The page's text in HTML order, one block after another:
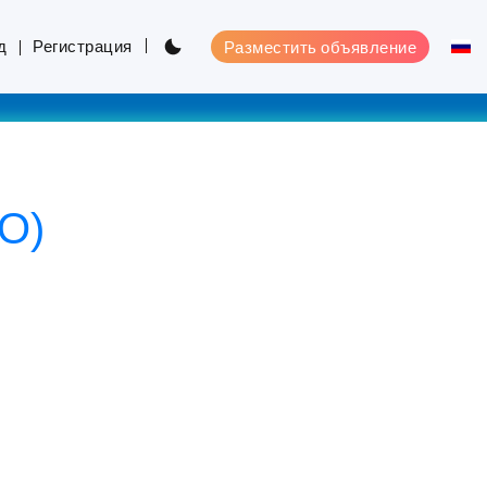
Регистрация Разместить объявление